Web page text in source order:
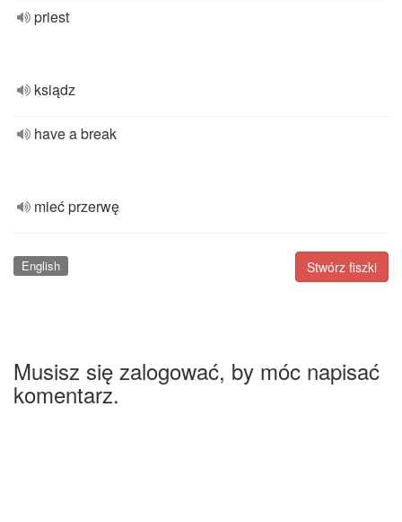
priest
ksiądz
have a break
mieć przerwę
Stwórz fiszki
English
Musisz się zalogować, by móc napisać
komentarz.